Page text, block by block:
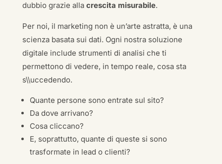
dubbio grazie alla crescita misurabile.
Per noi, il marketing non è un’arte astratta, è una
scienza basata sui dati. Ogni nostra soluzione
digitale include strumenti di analisi che ti
permettono di vedere, in tempo reale, cosa sta
s\\uccedendo.
Quante persone sono entrate sul sito?
Da dove arrivano?
Cosa cliccano?
E, soprattutto, quante di queste si sono
trasformate in lead o clienti?